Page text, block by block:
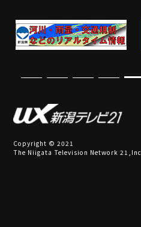
Copyright © 2021
The Niigata Television Network